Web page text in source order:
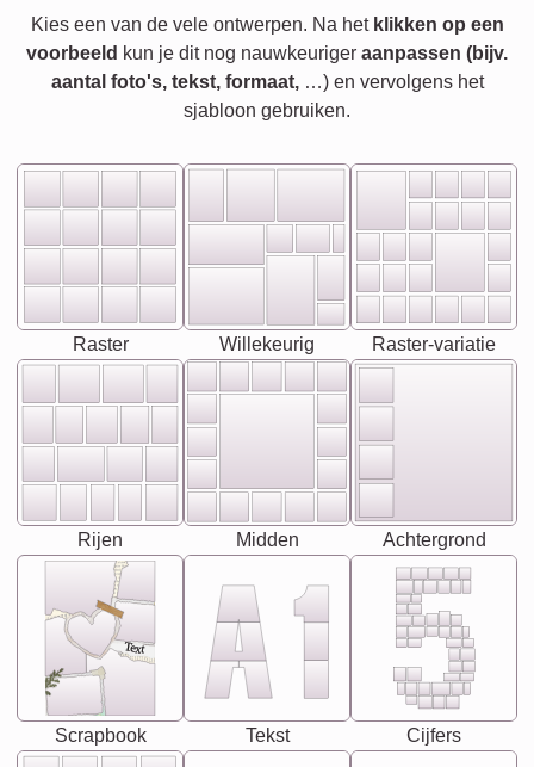
Kies een van de vele ontwerpen. Na het klikken op een
voorbeeld kun je dit nog nauwkeuriger aanpassen (bijv.
aantal foto's, tekst, formaat,…) en vervolgens het
sjabloon gebruiken.
Raster Willekeurig Raster-variatie
Rijen Midden Achtergrond
Text
Scrapbook Tekst Cijfers